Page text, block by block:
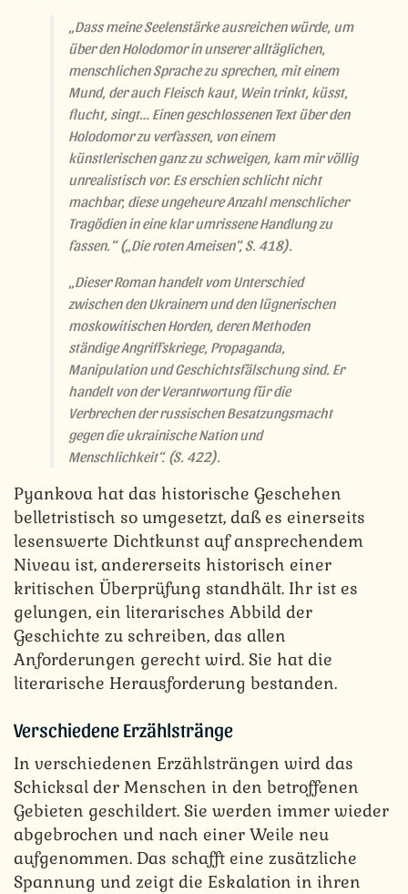
„Dass meine Seelenstärke ausreichen würde, um
über den Holodomor in unserer alltäglichen,
menschlichen Sprache zu sprechen, mit einem
Mund, der auch Fleisch kaut, Wein trinkt, küsst,
flucht, singt… Einen geschlossenen Text über den
Holodomor zu verfassen, von einem
künstlerischen ganz zu schweigen, kam mir völlig
unrealistisch vor. Es erschien schlicht nicht
machbar, diese ungeheure Anzahl menschlicher
Tragödien in eine klar umrissene Handlung zu
fassen.“(„Die roten Ameisen“, S. 418).
„Dieser Roman handelt vom Unterschied
zwischen den Ukrainern und den lügnerischen
moskowitischen Horden, deren Methoden
ständige Angriffskriege, Propaganda,
Manipulation und Geschichtsfälschung sind. Er
handelt von der Verantwortung für die
Verbrechen der russischen Besatzungsmacht
gegen die ukrainische Nation und
Menschlichkeit“.(S. 422).
Pyankova hat das historische Geschehen
belletristisch so umgesetzt, daß es einerseits
lesenswerte Dichtkunst auf ansprechendem
Niveau ist, andererseits historisch einer
kritischen Überprüfung standhält. Ihr ist es
gelungen, ein literarisches Abbild der
Geschichte zu schreiben, das allen
Anforderungen gerecht wird. Sie hat die
literarische Herausforderung bestanden.
Verschiedene Erzählstränge
In verschiedenen Erzählsträngen wird das
Schicksal der Menschen in den betroffenen
Gebieten geschildert. Sie werden immer wieder
abgebrochen und nach einer Weile neu
aufgenommen. Das schafft eine zusätzliche
Spannung und zeigt die Eskalation in ihren